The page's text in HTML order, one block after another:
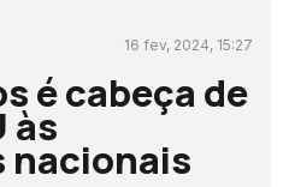
16 fev, 2024, 15:27
é cabeça de
às
nacionais